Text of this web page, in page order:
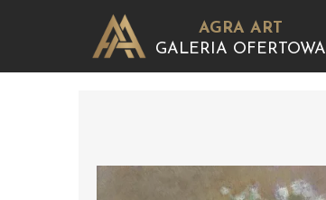
AGRA ART
GALERIA OFERTOWA